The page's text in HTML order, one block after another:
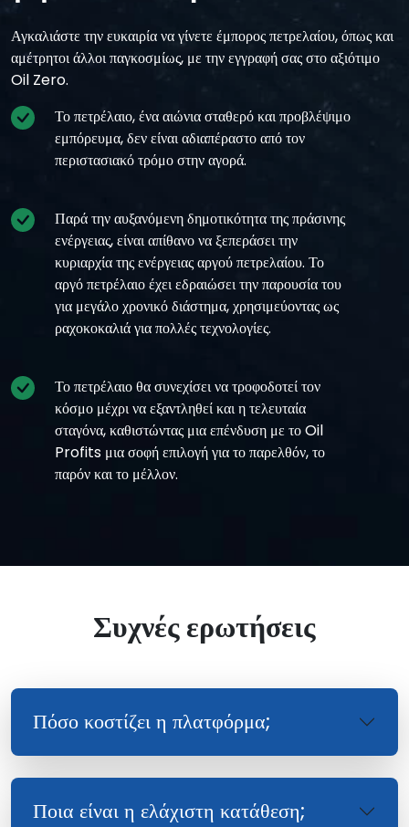
Αγκαλιάστε την ευκαιρία να γίνετε έμπορος πετρελαίου, όπως και
αμέτρητοι άλλοι παγκοσμίως, με την εγγραφή σας στο αξιότιμο
Oil Zero.
Το πετρέλαιο, ένα αιώνια σταθερό και προβλέψιμο
εμπόρευμα, δεν είναι αδιαπέραστο από τον
περιστασιακό τρόμο στην αγορά.
Παρά την αυξανόμενη δημοτικότητα της πράσινης
ενέργειας, είναι απίθανο να ξεπεράσει την
κυριαρχία της ενέργειας αργού πετρελαίου. Το
αργό πετρέλαιο έχει εδραιώσει την παρουσία του
για μεγάλο χρονικό διάστημα, χρησιμεύοντας ως
ραχοκοκαλιά για πολλές τεχνολογίες.
Το πετρέλαιο θα συνεχίσει να τροφοδοτεί τον
κόσμο μέχρι να εξαντληθεί και η τελευταία
σταγόνα, καθιστώντας μια επένδυση με το Oil
Profits μια σοφή επιλογή για το παρελθόν, το
παρόν και το μέλλον.
Συχνές ερωτήσεις
Πόσο κοστίζει η πλατφόρμα;
Ποια είναι η ελάχιστη κατάθεση;